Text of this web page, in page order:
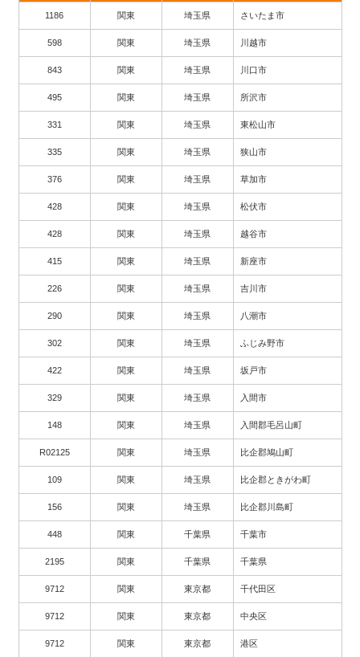
1186 関東 埼玉県 さいたま市
598 関東 埼玉県 川越市
843 関東 埼玉県 川口市
495 関東 埼玉県 所沢市
331 関東 埼玉県 東松山市
335 関東 埼玉県 狭山市
376 関東 埼玉県 草加市
428 関東 埼玉県 松伏市
428 関東 埼玉県 越谷市
415 関東 埼玉県 新座市
226 関東 埼玉県 吉川市
290 関東 埼玉県 八潮市
302 関東 埼玉県 ふじみ野市
422 関東 埼玉県 坂戸市
329 関東 埼玉県 入間市
148 関東 埼玉県 入間郡毛呂山町
R02125 関東 埼玉県 比企郡鳩山町
109 関東 埼玉県 比企郡ときがわ町
156 関東 埼玉県 比企郡川島町
448 関東 千葉県 千葉市
2195 関東 千葉県 千葉県
9712 関東 東京都 千代田区
9712 関東 東京都 中央区
9712 関東 東京都 港区